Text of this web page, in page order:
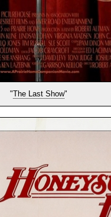
"The Last Show"